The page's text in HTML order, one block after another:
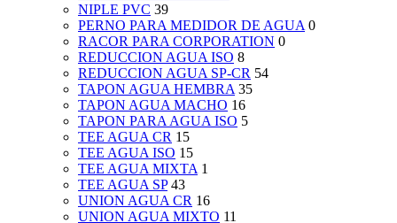
NIPLE PVC 39
PERNO PARA MEDIDOR DE AGUA 0
RACOR PARA CORPORATION 0
REDUCCION AGUA ISO 8
REDUCCION AGUA SP-CR 54
TAPON AGUA HEMBRA 35
TAPON AGUA MACHO 16
TAPON PARA AGUA ISO 5
TEE AGUA CR 15
TEE AGUA ISO 15
TEE AGUA MIXTA 1
TEE AGUA SP 43
UNION AGUA CR 16
UNION AGUA MIXTO 11